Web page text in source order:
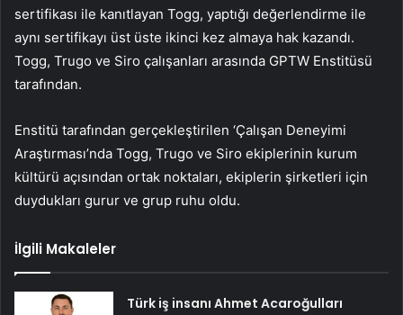
sertifikası ile kanıtlayan Togg, yaptığı değerlendirme ile
aynı sertifikayı üst üste ikinci kez almaya hak kazandı.
Togg, Trugo ve Siro çalışanları arasında GPTW Enstitüsü
tarafından.
Enstitü tarafından gerçekleştirilen ‘Çalışan Deneyimi
Araştırması’nda Togg, Trugo ve Siro ekiplerinin kurum
kültürü açısından ortak noktaları, ekiplerin şirketleri için
duydukları gurur ve grup ruhu oldu.
İlgili Makaleler
Türk iş insanı Ahmet Acaroğulları